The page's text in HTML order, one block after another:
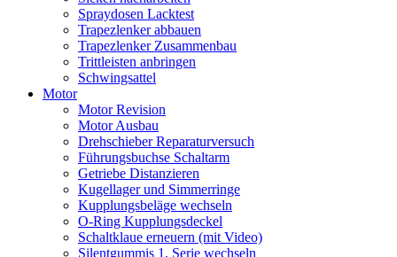
Spraydosen Lacktest
Trapezlenker abbauen
Trapezlenker Zusammenbau
Trittleisten anbringen
Schwingsattel
Motor
Motor Revision
Motor Ausbau
Drehschieber Reparaturversuch
Führungsbuchse Schaltarm
Getriebe Distanzieren
Kugellager und Simmerringe
Kupplungsbeläge wechseln
O-Ring Kupplungsdeckel
Schaltklaue erneuern (mit Video)
Silentgummis 1. Serie wechseln